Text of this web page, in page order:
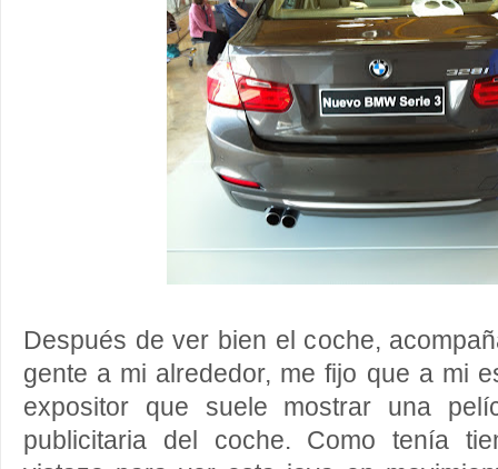
Después de ver bien el coche,
gente a mi alrededor, me fijo que a mi
expositor que suele mostrar una
publicitaria del coche. Como tenía